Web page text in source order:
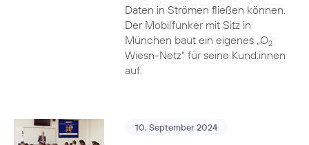
Daten in Strömen fließen können.
Der Mobilfunker mit Sitz in
München baut ein eigenes „O2
Wiesn-Netz“ für seine Kund:innen
auf.
10. September 2024